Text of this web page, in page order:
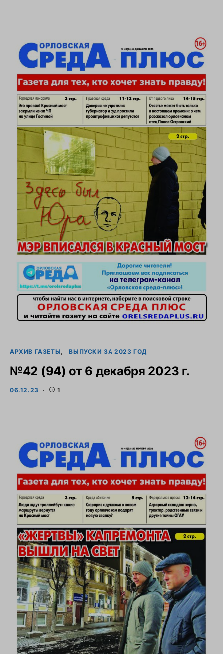
АРХИВ ГАЗЕТЫ ВЫПУСКИ ЗА 2023 ГОД
№42 (94) от 6 декабря 2023 г.
06.12.23 1